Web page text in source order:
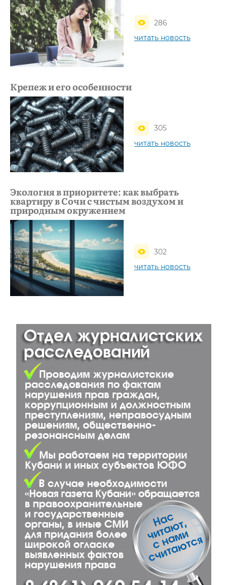
286
читать новость
Крепеж и его особенности
305
читать новость
Экология в приоритете: как выбрать
квартиру в Сочи с чистым воздухом и
природным окружением
302
читать новость